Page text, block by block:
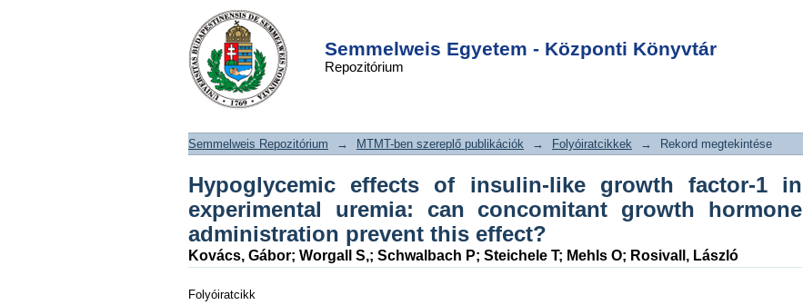
Semmelweis Egyetem - Központi Könyvtár
Repozitórium
Hypoglycemic effects of insulin-like
growth factor-1 in experimental
uremia: can concomitant growth
hormone administration prevent this
DSpace/Manakin Repository
Semmelweis Repozitórium → MTMT-ben szereplő publikációk → Folyóiratcikkek → Rekord megtekintése
Hypoglycemic effects of insulin-like growth factor-1 in
experimental uremia: can concomitant growth hormone
administration prevent this effect?
Kovács, Gábor; Worgall S,; Schwalbach P; Steichele T; Mehls O; Rosivall, László
Folyóiratcikk